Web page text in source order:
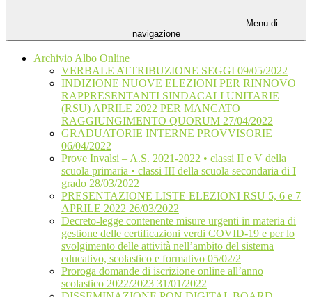
Menu di
navigazione
Archivio Albo Online
VERBALE ATTRIBUZIONE SEGGI 09/05/2022
INDIZIONE NUOVE ELEZIONI PER RINNOVO
RAPPRESENTANTI SINDACALI UNITARIE
(RSU) APRILE 2022 PER MANCATO
RAGGIUNGIMENTO QUORUM 27/04/2022
GRADUATORIE INTERNE PROVVISORIE
06/04/2022
Prove Invalsi – A.S. 2021-2022 • classi II e V della
scuola primaria • classi III della scuola secondaria di I
grado 28/03/2022
PRESENTAZIONE LISTE ELEZIONI RSU 5, 6 e 7
APRILE 2022 26/03/2022
Decreto-legge contenente misure urgenti in materia di
gestione delle certificazioni verdi COVID-19 e per lo
svolgimento delle attività nell’ambito del sistema
educativo, scolastico e formativo 05/02/2
Proroga domande di iscrizione online all’anno
scolastico 2022/2023 31/01/2022